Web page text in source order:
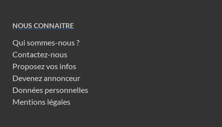
NOUS CONNAITRE
Qui sommes-nous ?
Contactez-nous
Proposez vos infos
Devenez annonceur
Données personnelles
Mentions légales